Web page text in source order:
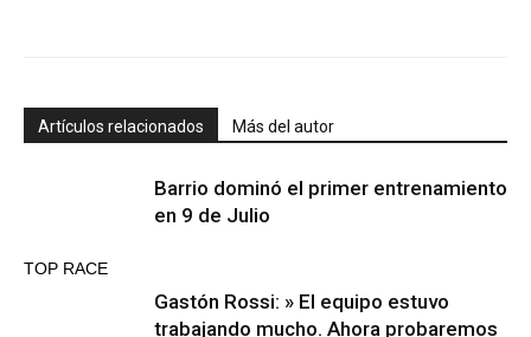
Artículos relacionados Más del autor
TOP RACE
Barrio dominó el primer entrenamiento
en 9 de Julio
Gastón Rossi: » El equipo estuvo
trabajando mucho. Ahora probaremos